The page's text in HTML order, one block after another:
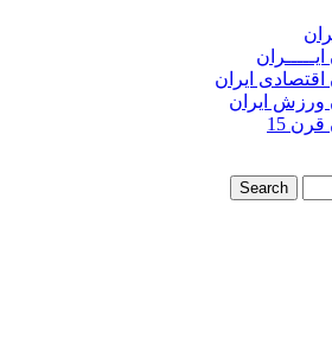
ایران
ورزش ایران
15
+ پورتال رسمی کتاب نخبگان ایران –
کسب و کار ایران – کتاب نخبگان ایران